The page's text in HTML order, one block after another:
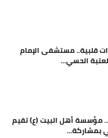
قلبية.. مستشفى الإمام
الحسي...
مؤسسة أهل البيت (ع) تقيم
بمشاركة...